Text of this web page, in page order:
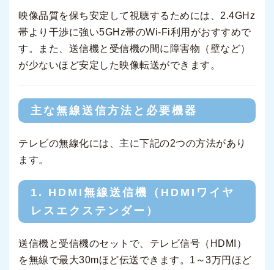
映像品質を保ち安定して視聴するためには、2.4GHz
帯より干渉に強い5GHz帯のWi-Fi利用がおすすめで
す。また、送信機と受信機の間に障害物（壁など）
が少ないほど安定した映像転送ができます。
主な無線送信方法と必要機器
テレビの無線化には、主に下記の2つの方法があり
ます。
1. HDMI無線送信機（HDMIワイヤ
レスエクステンダー）
送信機と受信機のセットで、テレビ信号（HDMI）
を無線で最大30mほど伝送できます。1～3万円ほど